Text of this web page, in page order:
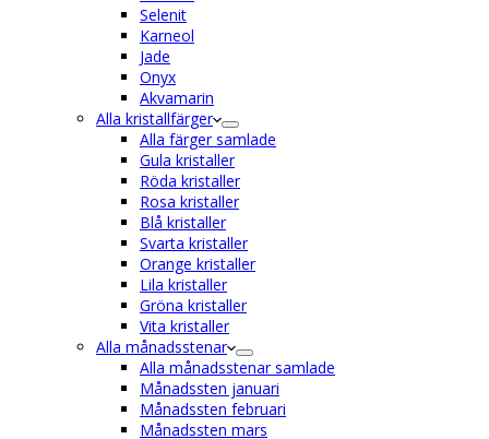
Selenit
Karneol
Jade
Onyx
Akvamarin
Alla kristallfärger
Alla färger samlade
Gula kristaller
Röda kristaller
Rosa kristaller
Blå kristaller
Svarta kristaller
Orange kristaller
Lila kristaller
Gröna kristaller
Vita kristaller
Alla månadsstenar
Alla månadsstenar samlade
Månadssten januari
Månadssten februari
Månadssten mars